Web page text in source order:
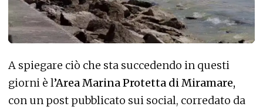
A spiegare ciò che sta succedendo in questi
giorni è l’Area Marina Protetta di Miramare,
con un post pubblicato sui social, corredato da